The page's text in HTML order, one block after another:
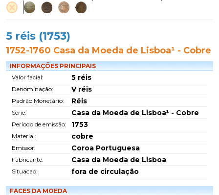
5 réis (1753)
1752-1760 Casa da Moeda de Lisboa¹ - Cobre
INFORMAÇÕES PRINCIPAIS
Valor facial:
5 réis
Denominação: V réis
Padrão Monetário: Réis
Série: Casa da Moeda de Lisboa¹ - Cobre
Período de emissão: 1753
Material: cobre
Emissor: Coroa Portuguesa
Fabricante: Casa da Moeda de Lisboa
Situacao: fora de circulação
FACES DA MOEDA